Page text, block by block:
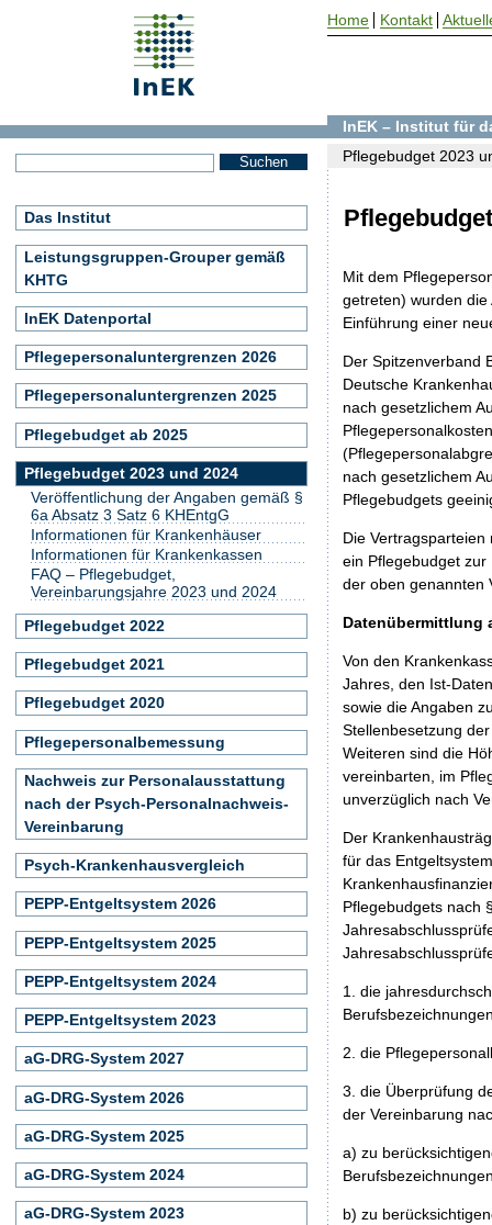
Mit dem
getreten) wurden
Einführung einer
Der Spitzenverband
Deutsche
nach gesetzlichem
nach gesetzlichem
Pflegebudgets
Die
ein Pflegebudget
der oben genannten
Datenübermittlung
Von den
Jahres, den Ist-
sowie die Angaben
Stellenbesetzung
Weiteren sind die
vereinbarten, im
unverzüglich nach
Der
für das
Pflegebudgets nach
1. die
2. die
3. die Überprüfung
der Vereinbarung
a) zu
b) zu
InEK – Institut für
Pflegebudget 2023
Das Institut
Leistungsgruppen-Grouper gemäß
KHTG
InEK Datenportal
Pflegepersonaluntergrenzen 2026
Pflegepersonaluntergrenzen 2025
Pflegebudget ab 2025
Pflegebudget 2023 und 2024
Veröffentlichung der Angaben gemäß §
6a Absatz 3 Satz 6 KHEntgG
Informationen für Krankenhäuser
Informationen für Krankenkassen
FAQ – Pflegebudget,
Vereinbarungsjahre 2023 und 2024
Pflegebudget 2022
Pflegebudget 2021
Pflegebudget 2020
Pflegepersonalbemessung
Nachweis zur Personalausstattung
nach der Psych-Personalnachweis-
Vereinbarung
Psych-Krankenhausvergleich
PEPP-Entgeltsystem 2026
PEPP-Entgeltsystem 2025
PEPP-Entgeltsystem 2024
PEPP-Entgeltsystem 2023
aG-DRG-System 2027
aG-DRG-System 2026
aG-DRG-System 2025
aG-DRG-System 2024
aG-DRG-System 2023
Home Kontakt